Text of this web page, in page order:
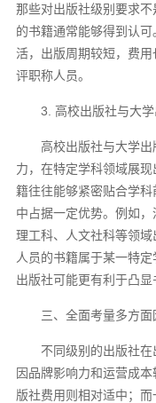
那些对出版社级别要求
的书籍通常能够得到认
活，出版周期较短，费
评职称人员。
3. 高校出版社与大
高校出版社与大学
力，在特定学科领域展
籍往往能够紧密贴合学
中占据一定优势。例如
理工科、人文社科等领
人员的书籍属于某一特
出版社可能更有利于凸显
三、全面考量多方面
不同级别的出版社
因品牌影响力和运营成
版社费用则相对适中；